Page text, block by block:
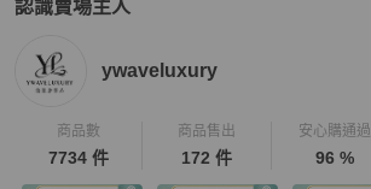
認識賣場主人
PopChill 拍拍圈嚴選賣家
ywaveluxury
商品數
7734 件
商品售出
172 件
安心購通過
96 %